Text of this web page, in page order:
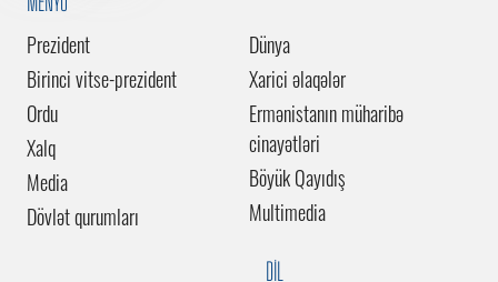
Prezident
Birinci vitse-prezident
Ordu
Xalq
Media
Dövlət qurumları
Dünya
Xarici əlaqələr
Ermənistanın müharibə
cinayətləri
Böyük Qayıdış
Multimedia
DİL